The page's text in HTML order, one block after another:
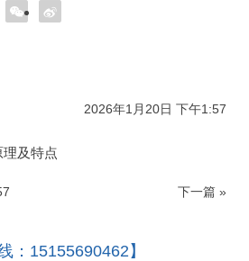
2026年1月20日 下午1:57
及特点
下一篇 »
：15155690462】